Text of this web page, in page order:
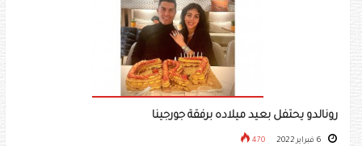
رونالدو يحتفل بعيد ميلاده برفقة جورجينا
470